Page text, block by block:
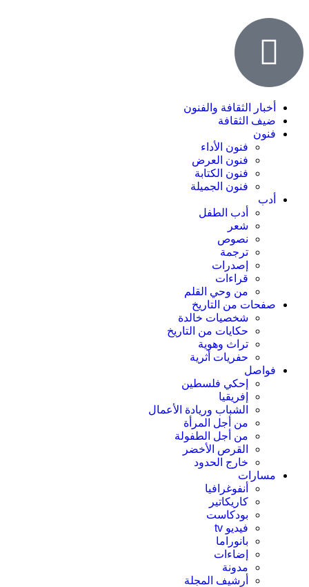
أخبار الثقافة والفنون
ضيف الثقافة
فنون
فنون الأداء
فنون العرض
فنون الكتابة
فنون الجميلة
أدب
أدب الطفل
شعر
نصوص
ترجمة
إصدرات
قراءات
من وحي القلم
صفحات من التاريخ
شخصيات خالدة
حكايات من التاريخ
تراث وهوية
حفريات أثرية
فواصل
إحكي فلسطين
إفريقيا
الشباب وريادة الأعمال
من أجل المرأة
من أجل الطفولة
القرص الأخضر
خارج الحدود
مسارات
أنفوغرافيا
كاريكاتير
بودكاست
فيديو tv
بانوراما
إضاءات
مدونة
أرشيف المجلة